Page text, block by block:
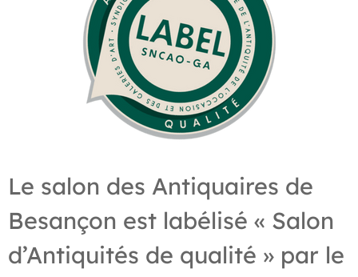
Le salon des Antiquaires de
Besançon est labélisé « Salon
d’Antiquités de qualité » par le